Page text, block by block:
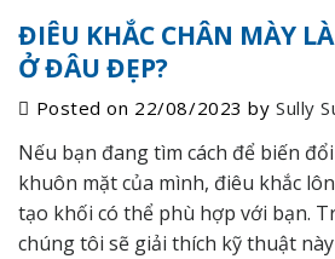
ĐIÊU KHẮC CHÂN MÀY
Ở ĐÂU ĐẸP?
Posted on 22/08/2023 bySully
Nếu bạn đang tìm cách để biến
khuôn mặt của mình, điêu khắc
tạo khối có thể phù hợp với bạn.
chúng tôi sẽ giải thích kỹ thuật